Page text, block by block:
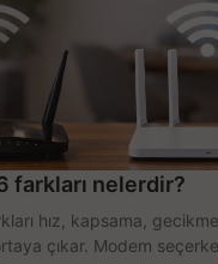
farkları nelerdir?
hız, kapsama,
çıkar. Modem